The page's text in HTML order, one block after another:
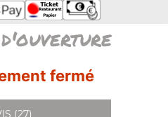
fermé
(27)